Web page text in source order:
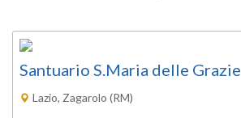
Santuario S.Maria delle Grazie
Lazio, Zagarolo (RM)